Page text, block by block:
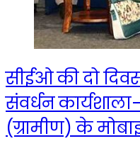
सीईओ की दो
संवर्धन
(ग्रामीण) के